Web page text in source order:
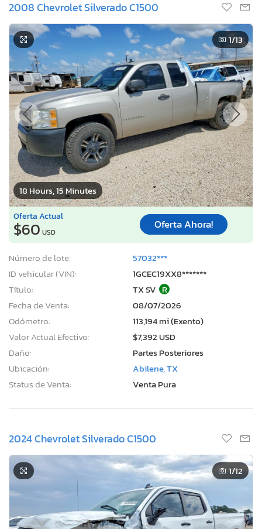
2008 Chevrolet Silverado C1500
18 Hours, 15 Minutes
1/13
Oferta Actual
$60 USD
Oferta Ahora!
Número de lote:
57032***
ID vehicular (VIN):
1GCEC19XX8*******
Título:
TX SV R
Fecha de Venta:
08/07/2026
Odómetro:
113,194 mi (Exento)
Valor Actual Efectivo:
$7,392 USD
Daño:
Partes Posteriores
Ubicación:
Abilene, TX
Status de Venta:
Venta Pura
2024 Chevrolet Silverado C1500
1/12